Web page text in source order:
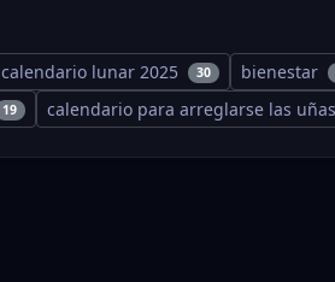
calendario lunar 2025 30 bienestar
19 calendario para arreglarse las uñas